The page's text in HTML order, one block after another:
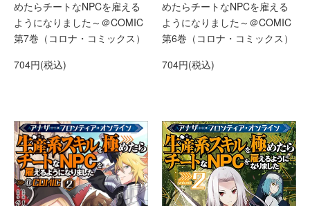
めたらチートなNPCを雇える
ようになりました～＠COMIC
第7巻（コロナ・コミックス）
704円(税込)
めたらチートなNPCを雇える
ようになりました～＠COMIC
第6巻（コロナ・コミックス）
704円(税込)